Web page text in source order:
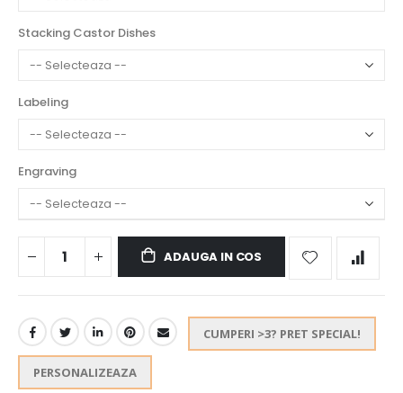
Stacking Castor Dishes
Labeling
Engraving
ADAUGA IN COS
CUMPERI >3? PRET SPECIAL!
PERSONALIZEAZA